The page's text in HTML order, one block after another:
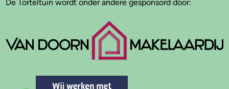
De Torteltuin wordt onder andere gesponsord door: